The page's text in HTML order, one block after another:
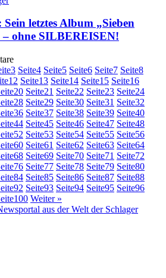
letztes Album „Sieben
– ohne SILBEREISEN!
3 Seite4 Seite5 Seite6 Seite7 Seite8
12 Seite13 Seite14 Seite15 Seite16
20 Seite21 Seite22 Seite23 Seite24
28 Seite29 Seite30 Seite31 Seite32
36 Seite37 Seite38 Seite39 Seite40
44 Seite45 Seite46 Seite47 Seite48
52 Seite53 Seite54 Seite55 Seite56
60 Seite61 Seite62 Seite63 Seite64
68 Seite69 Seite70 Seite71 Seite72
76 Seite77 Seite78 Seite79 Seite80
84 Seite85 Seite86 Seite87 Seite88
92 Seite93 Seite94 Seite95 Seite96
100 Weiter »